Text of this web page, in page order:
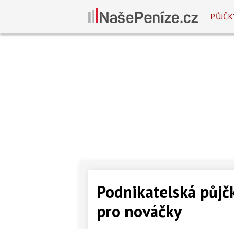
Podnikatelská
pro nováčky